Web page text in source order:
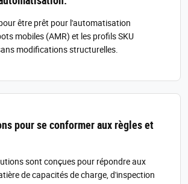
être prêt pour l'automatisation
mobiles (AMR) et les profils SKU
modifications structurelles.
pour se conformer aux règles et
sont conçues pour répondre aux
de capacités de charge, d'inspection